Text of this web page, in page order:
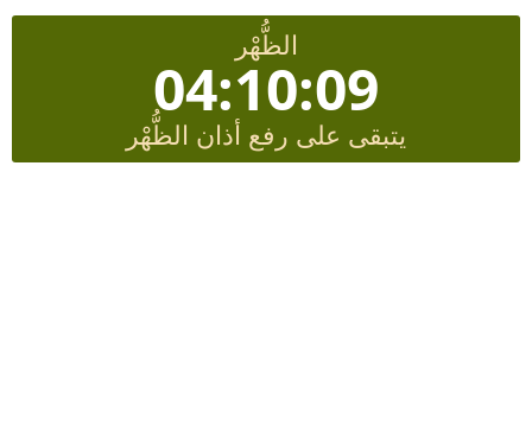
الظُّهْر
04:10:08
يتبقى على رفع أذان الظُّهْر